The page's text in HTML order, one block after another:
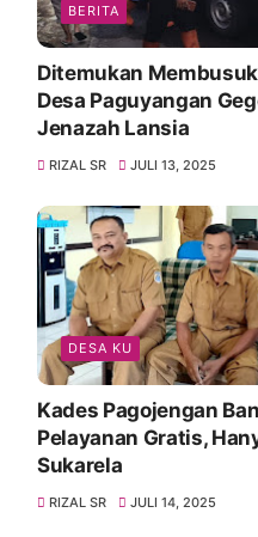
BERITA
Ditemukan
Desa Paguyangan
Jenazah Lansia
RIZAL SR JULI 13, 2025
DESA KU
Kades Pagojengan
Pelayanan Gratis,
Sukarela
RIZAL SR JULI 14, 2025